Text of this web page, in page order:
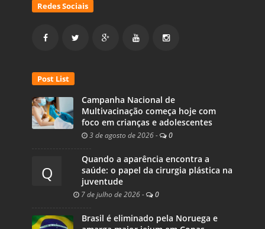
Redes Sociais
Post List
Campanha Nacional de
Multivacinação começa hoje com
foco em crianças e adolescentes
3 de agosto de 2026 - 0
Q
Quando a aparência encontra a
saúde: o papel da cirurgia plástica na
juventude
7 de julho de 2026 - 0
Brasil é eliminado pela Noruega e